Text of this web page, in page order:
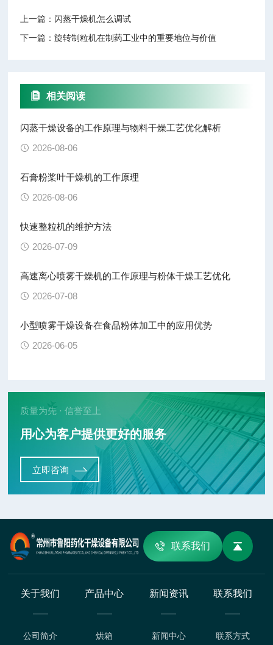
上一篇： 闪蒸干燥机怎么调试
下一篇：旋转制粒机在制药工业中的重要地位与价值
相关阅读
闪蒸干燥设备的工作原理与物料干燥工艺优化解析
2026-08-06
石膏粉桨叶干燥机的工作原理
2026-08-06
快速整粒机的维护方法
2026-07-09
高速离心喷雾干燥机的工作原理与粉体干燥工艺优化
2026-07-08
小型喷雾干燥设备在食品粉体加工中的应用优势
2026-06-05
质量为先 · 信誉至上
用心为客户提供更好的服务
立即咨询
联系我们
关于我们
公司简介
产品中心
烘箱
新闻资讯
新闻中心
联系我们
联系方式